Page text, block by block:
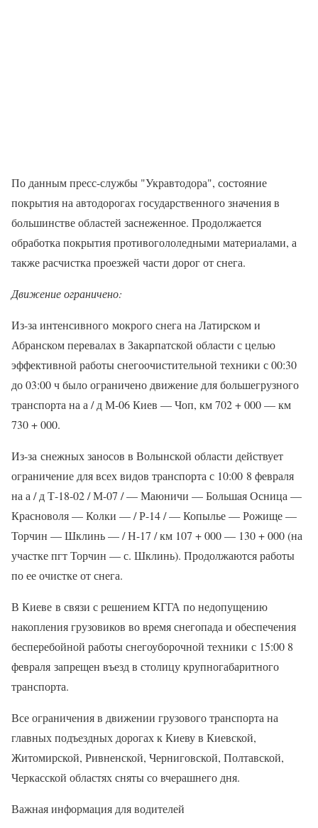
По данным пресс-службы "Укравтодора", состояние
покрытия на автодорогах государственного значения в
большинстве областей заснеженное. Продолжается
обработка покрытия противогололедными материалами, а
также расчистка проезжей части дорог от снега.
Движение ограничено:
Из-за интенсивного мокрого снега на Латирском и
Абранском перевалах в Закарпатской области с целью
эффективной работы снегоочистительной техники с 00:30
до 03:00 ч было ограничено движение для большегрузного
транспорта на а / д М-06 Киев — Чоп, км 702 + 000 — км
730 + 000.
Из-за снежных заносов в Волынской области действует
ограничение для всех видов транспорта с 10:00 8 февраля
на а / д Т-18-02 / М-07 / — Маюничи — Большая Осница —
Красноволя — Колки — / Р-14 / — Копылье — Рожище —
Торчин — Шклинь — / Н-17 / км 107 + 000 — 130 + 000 (на
участке пгт Торчин — с. Шклинь). Продолжаются работы
по ее очистке от снега.
В Киеве в связи с решением КГГА по недопущению
накопления грузовиков во время снегопада и обеспечения
бесперебойной работы снегоуборочной техники с 15:00 8
февраля запрещен въезд в столицу крупногабаритного
транспорта.
Все ограничения в движении грузового транспорта на
главных подъездных дорогах к Киеву в Киевской,
Житомирской, Ривненской, Черниговской, Полтавской,
Черкасской областях сняты со вчерашнего дня.
Важная информация для водителей